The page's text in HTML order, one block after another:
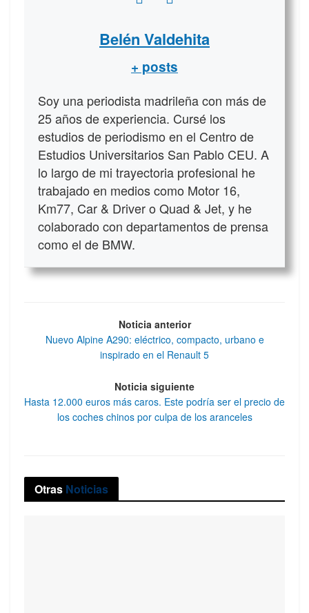
Belén Valdehita
+ posts
Soy una periodista madrileña con más de
25 años de experiencia. Cursé los
estudios de periodismo en el Centro de
Estudios Universitarios San Pablo CEU. A
lo largo de mi trayectoria profesional he
trabajado en medios como Motor 16,
Km77, Car & Driver o Quad & Jet, y he
colaborado con departamentos de prensa
como el de BMW.
Noticia anterior
Nuevo Alpine A290: eléctrico, compacto, urbano e
inspirado en el Renault 5
Noticia siguiente
Hasta 12.000 euros más caros. Este podría ser el precio de
los coches chinos por culpa de los aranceles
Otras Noticias